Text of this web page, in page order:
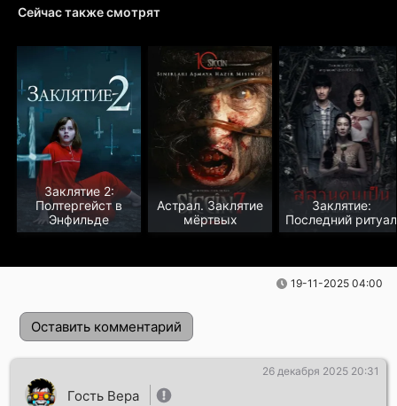
Сейчас также смотрят
Заклятие 2:
Полтергейст в
Энфильде
Астрал. Заклятие
мёртвых
Заклятие:
Последний ритуал
19-11-2025 04:00
Оставить комментарий
Гость Вера
26 декабря 2025 20:31